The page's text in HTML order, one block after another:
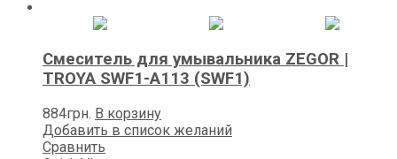
Смеситель для умывальника ZEGOR |
TROYA SWF1-A113 (SWF1)
884грн. В корзину
Добавить в список желаний
Сравнить